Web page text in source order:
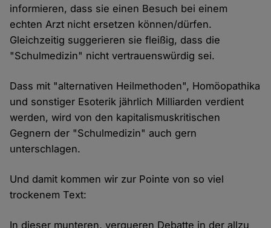
informieren, dass sie einen Besuch bei einem
echten Arzt nicht ersetzen können/dürfen.
Gleichzeitig suggerieren sie fleißig, dass die
"Schulmedizin" nicht vertrauenswürdig sei.
Dass mit "alternativen Heilmethoden", Homöopathika
und sonstiger Esoterik jährlich Milliarden verdient
werden, wird von den kapitalismuskritischen
Gegnern der "Schulmedizin" auch gern
unterschlagen.
Und damit kommen wir zur Pointe von so viel
trockenem Text:
In dieser munteren, verqueren Debatte in der allzu